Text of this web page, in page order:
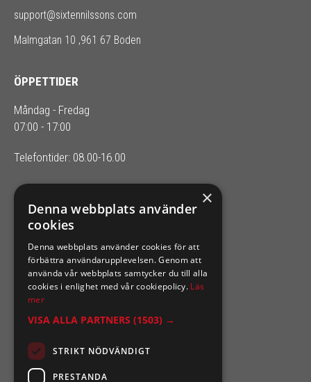
support@sixtennilssons.com
Malmgatan 10 ,961 67 Boden
ÖPPETTIDER
Måndag - Fredag
07:00 - 17:00
Telefontider: 08.00-16.00
SIXTEN NILSSONS
Organisationsnummer 556164-2652
×
Denna webbplats använder
cookies
Denna webbplats använder cookies för att
förbättra användarupplevelsen. Genom att
använda vår webbplats samtycker du till alla
cookies i enlighet med vår cookiepolicy. Läs
mer
VISA ALLA PARTNERS (1503) →
STRIKT NÖDVÄNDIGT
PRESTANDA